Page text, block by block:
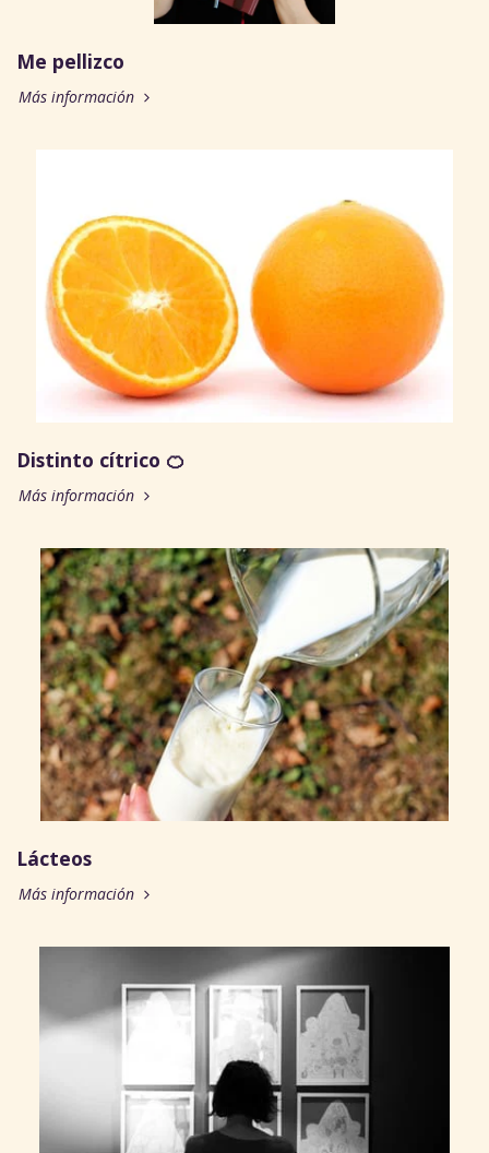
Me pellizco
Más información
Distinto cítrico 🍊
Más información
Lácteos
Más información